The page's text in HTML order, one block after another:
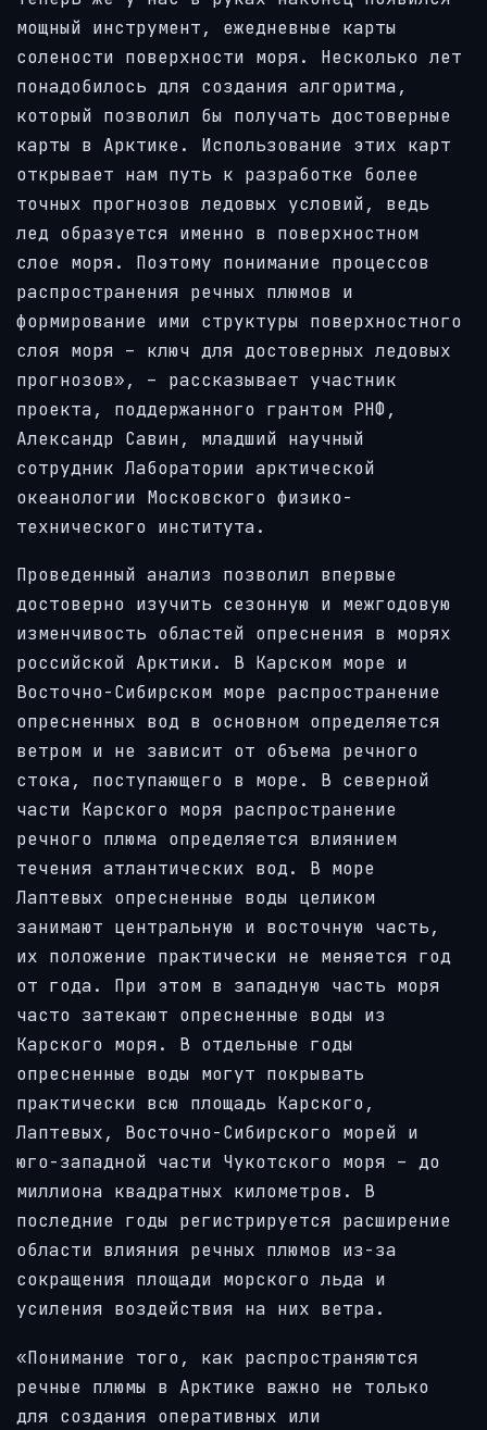
мощный инструмент, ежедневные карты
солености поверхности моря. Несколько лет
понадобилось для создания алгоритма,
который позволил бы получать достоверные
карты в Арктике. Использование этих карт
открывает нам путь к разработке более
точных прогнозов ледовых условий, ведь
лед образуется именно в поверхностном
слое моря. Поэтому понимание процессов
распространения речных плюмов и
формирование ими структуры поверхностного
слоя моря – ключ для достоверных ледовых
прогнозов», – рассказывает участник
проекта, поддержанного грантом РНФ,
Александр Савин, младший научный
сотрудник Лаборатории арктической
океанологии Московского физико-
технического института.
Проведенный анализ позволил впервые
достоверно изучить сезонную и межгодовую
изменчивость областей опреснения в морях
российской Арктики. В Карском море и
Восточно-Сибирском море распространение
опресненных вод в основном определяется
ветром и не зависит от объема речного
стока, поступающего в море. В северной
части Карского моря распространение
речного плюма определяется влиянием
течения атлантических вод. В море
Лаптевых опресненные воды целиком
занимают центральную и восточную часть,
их положение практически не меняется год
от года. При этом в западную часть моря
часто затекают опресненные воды из
Карского моря. В отдельные годы
опресненные воды могут покрывать
практически всю площадь Карского,
Лаптевых, Восточно-Сибирского морей и
юго-западной части Чукотского моря – до
миллиона квадратных километров. В
последние годы регистрируется расширение
области влияния речных плюмов из-за
сокращения площади морского льда и
усиления воздействия на них ветра.
«Понимание того, как распространяются
речные плюмы в Арктике важно не только
для создания оперативных или